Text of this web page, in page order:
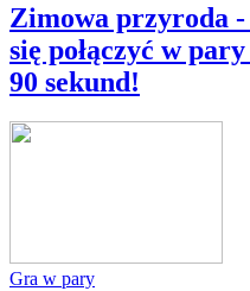
Zimowa przyroda
się połączyć w
90 sekund!
Gra w pary